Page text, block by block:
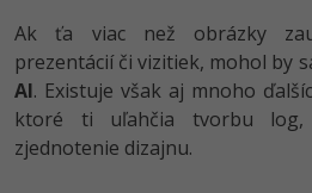
Ak ťa viac než obrázky
prezentácií či vizitiek, mohol by
AI. Existuje však aj mnoho
ktoré ti uľahčia tvorbu log,
zjednotenie dizajnu.